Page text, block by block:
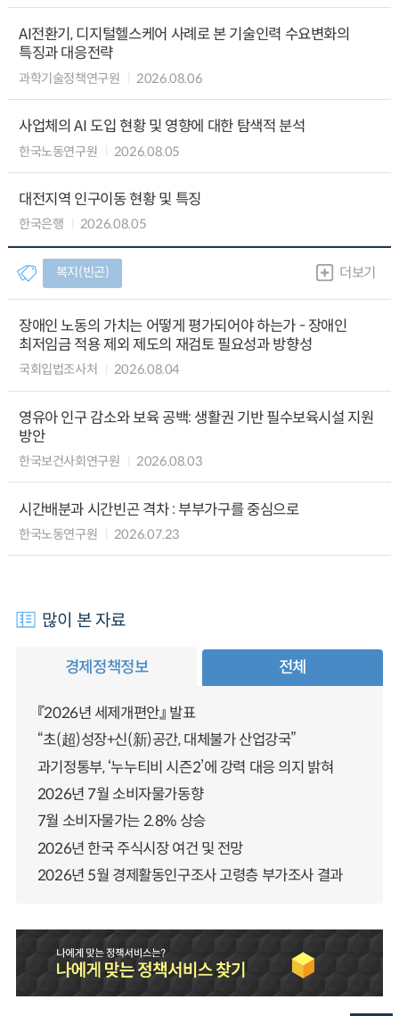
AI전환기, 디지털헬스케어 사례로 본 기술인력 수요변화의
특징과 대응전략
과학기술정책연구원 2026.08.06
사업체의 AI 도입 현황 및 영향에 대한 탐색적 분석
한국노동연구원 2026.08.05
대전지역 인구이동 현황 및 특징
한국은행 2026.08.05
복지(빈곤) 더보기
장애인 노동의 가치는 어떻게 평가되어야 하는가 - 장애인
최저임금 적용 제외 제도의 재검토 필요성과 방향성
국회입법조사처 2026.08.04
영유아 인구 감소와 보육 공백: 생활권 기반 필수보육시설 지원
방안
한국보건사회연구원 2026.08.03
시간배분과 시간빈곤 격차 : 부부가구를 중심으로
한국노동연구원 2026.07.23
많이 본 자료
경제정책정보 전체
『2026년 세제개편안』 발표
“초(超)성장+신(新)공간, 대체불가 산업강국”
과기정통부, ‘누누티비 시즌2’에 강력 대응 의지 밝혀
2026년 7월 소비자물가동향
7월 소비자물가는 2.8% 상승
2026년 한국 주식시장 여건 및 전망
2026년 5월 경제활동인구조사 고령층 부가조사 결과